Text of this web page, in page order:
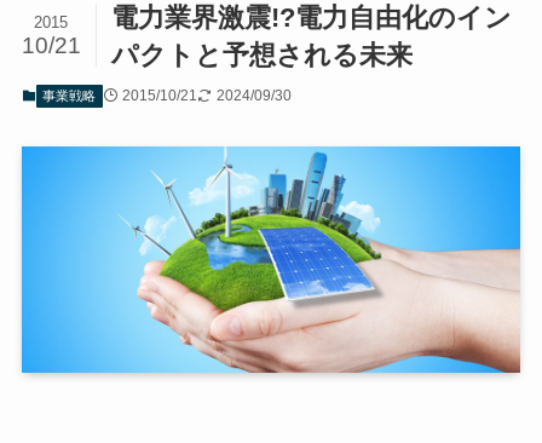
電力業界激震!?電力自由化のイン
パクトと予想される未来
2015
10/21
事業戦略 2015/10/21 2024/09/30